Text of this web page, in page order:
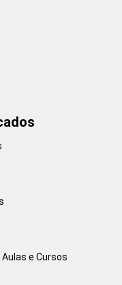
e Cursos